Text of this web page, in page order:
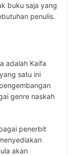
buku saja yang
penulis.
adalah Kaifa
satu ini
genre naskah
penerbit
akan